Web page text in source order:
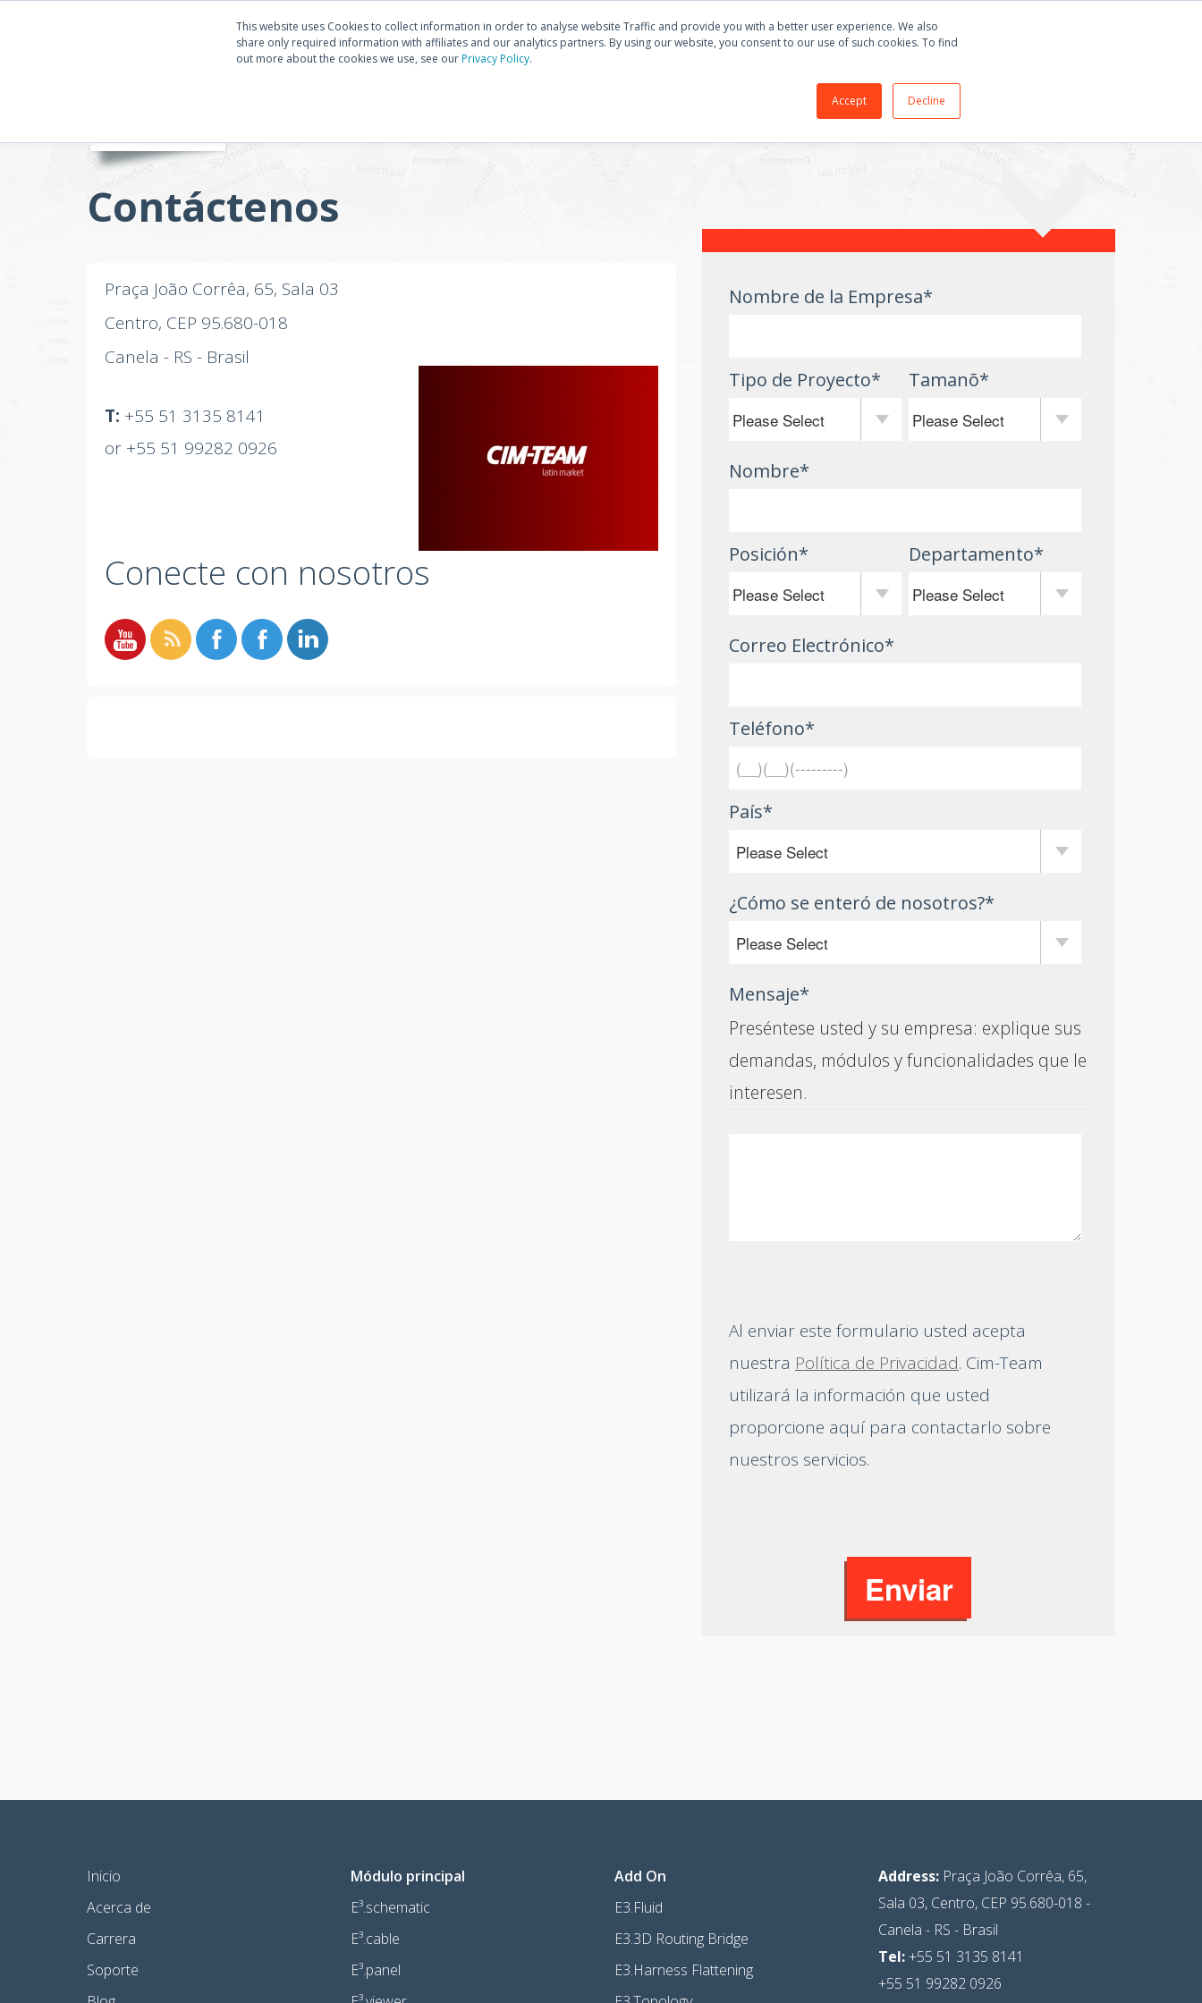
This website uses Cookies to collect information in order to analyse website Traffic and provide you with a better user experience. We also
share only required information with affiliates and our analytics partners. By using our website, you consent to our use of such cookies. To find
out more about the cookies we use, see ourPrivacy Policy.
Accept Decline
Comunidad Descubra E3.series Comprar E3.series
BLOG ACERCA DE
Contáctenos
Praça João Corrêa, 65, Sala 03
Centro, CEP 95.680-018
Canela - RS - Brasil
T: +55 51 3135 8141
or +55 51 99282 0926
Conecte con nosotros
Nombre de la Empresa*
Tipo de Proyecto* Tamanõ*
Nombre*
Posición* Departamento*
Correo Electrónico*
Teléfono*
País*
¿Cómo se enteró de nosotros?*
Mensaje*
Preséntese usted y su empresa: explique sus
demandas, módulos y funcionalidades que le
interesen.
Al enviar este formulario usted acepta
nuestra Política de Privacidad. Cim-Team
utilizará la información que usted
proporcione aquí para contactarlo sobre
nuestros servicios.
Inicio
Acerca de
Carrera
Soporte
Módulo principal
E³.schematic
E³.cable
E³.panel
Add On
E3.Fluid
E3.3D Routing Bridge
E3.Harness Flattening
Address: Praça João Corrêa, 65,
Sala 03, Centro, CEP 95.680-018 -
Canela - RS - Brasil
Tel:+55 51 3135 8141
+55 51 99282 0926